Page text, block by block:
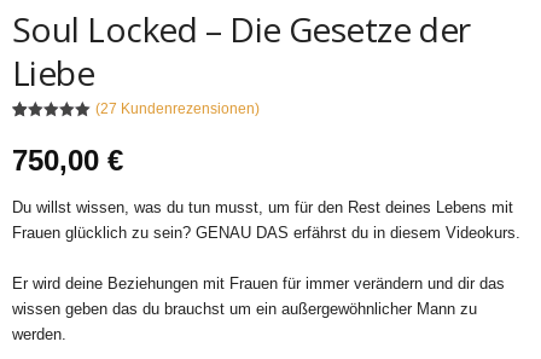
Soul Locked – Die Gesetze der
Liebe
basierend
auf
rtungen
(27 Kundenrezensionen)
750,00 €
Du willst wissen, was du tun musst, um für den Rest deines Lebens mit
Frauen glücklich zu sein? GENAU DAS erfährst du in diesem Videokurs.
Er wird deine Beziehungen mit Frauen für immer verändern und dir das
wissen geben das du brauchst um ein außergewöhnlicher Mann zu
werden.